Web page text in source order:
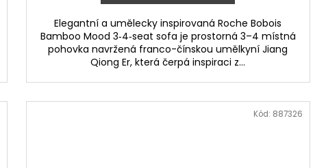
Elegantní a umělecky inspirovaná Roche Bobois
Bamboo Mood 3‑4‑seat sofa je prostorná 3–4 místná
pohovka navržená franco-čínskou umělkyní Jiang
Qiong Er, která čerpá inspiraci z...
Kód: 887326